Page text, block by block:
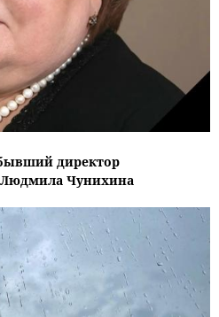
директор
Чунихина